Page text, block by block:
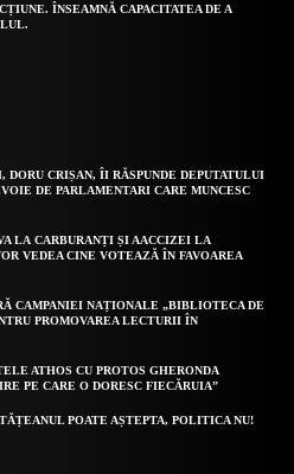
ÎNSEAMNĂ CAPACITATEA DE A
DORU CRIȘAN, ÎI RĂSPUNDE DEPUTATULUI
DE PARLAMENTARI CARE MUNCESC
LA CARBURANȚI ȘI AACCIZEI LA
VEDEA CINE VOTEAZĂ ÎN FAVOAREA
CAMPANIEI NAȚIONALE „BIBLIOTECA DE
PROMOVAREA LECTURII ÎN
ATHOS CU PROTOS GHERONDA
PE CARE O DORESC FIECĂRUIA”
POATE AȘTEPTA, POLITICA NU!